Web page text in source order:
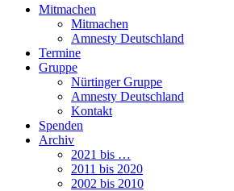
Zum
Mitmachen
Mitmachen
Amnesty Deutschland
Termine
Gruppe
Nürtinger Gruppe
Amnesty Deutschland
Kontakt
Spenden
Archiv
2021 bis …
2011 bis 2020
2002 bis 2010